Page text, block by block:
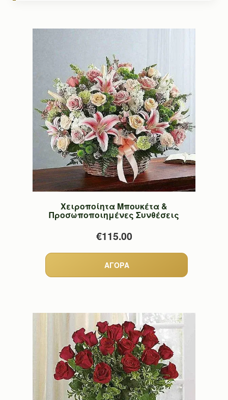
Χειροποίητα Μπουκέτα &
Προσωποποιημένες Συνθέσεις
€115.00